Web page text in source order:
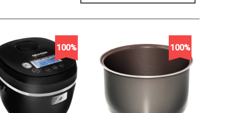
100% 100%